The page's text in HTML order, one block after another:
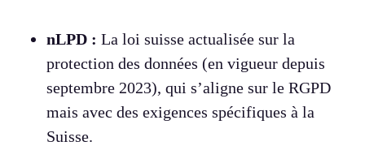
nLPD : La loi suisse actualisée sur la
protection des données (en vigueur depuis
septembre 2023), qui s’aligne sur le RGPD
mais avec des exigences spécifiques à la
Suisse.